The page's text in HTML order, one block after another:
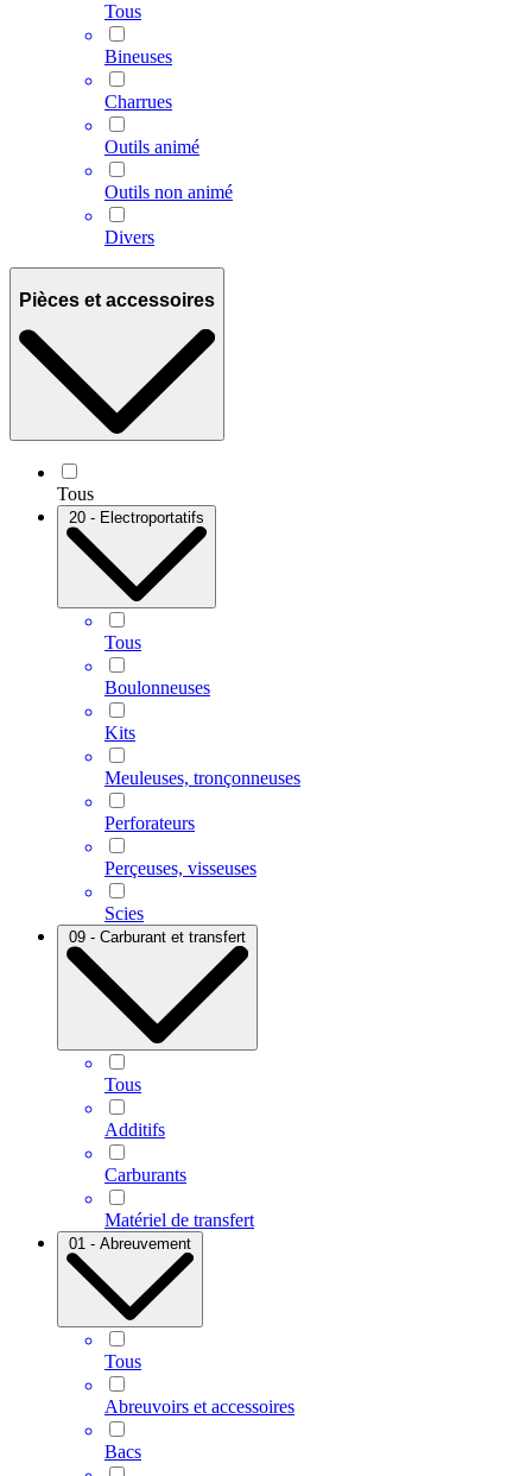
Tous
Bineuses
Charrues
Outils animé
Outils non animé
Divers
Pièces et accessoires
Tous
20 - Electroportatifs
Tous
Boulonneuses
Kits
Meuleuses, tronçonneuses
Perforateurs
Perçeuses, visseuses
Scies
09 - Carburant et transfert
Tous
Additifs
Carburants
Matériel de transfert
01 - Abreuvement
Tous
Abreuvoirs et accessoires
Bacs